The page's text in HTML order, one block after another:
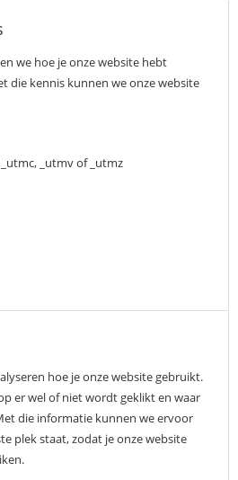
we hoe je onze website hebt
die kennis kunnen we onze website
_utmc, _utmv of _utmz
hoe je onze website gebruikt.
er wel of niet wordt geklikt en waar
die informatie kunnen we ervoor
plek staat, zodat je onze website